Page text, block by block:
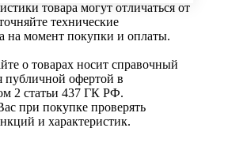
товара могут отличаться от
технические
на момент покупки и оплаты.
о товарах носит справочный
публичной офертой в
2 статьи 437 ГК РФ.
при покупке проверять
и характеристик.